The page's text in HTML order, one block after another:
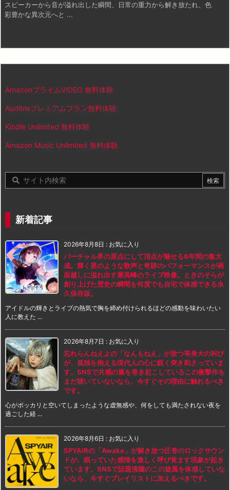
スピーカーから音が溢れ出した瞬間、日常の重力から解き放たれ、色
彩豊かな異次元へと ...
AmazonプライムVIDEO 無料体験
Audibleプレミアムプラン無料体験
Kindle Unlimited 無料体験
Amazon Music Unlimited 無料体験
新着記事
2026年8月8日 : お気に入り
バーチャル界の原点にして頂点が魅せる8年間の集大
成。輝く星のような歌声と奇跡のパフォーマンスが画
面越しに溢れ出す最高峰のライブ映像。ときのそらが
創り上げた歴史の瞬間を何度でも自宅で体感できる永
久保存版。
アイドルの輝きとライブの熱気で胸を締め付けられるほどの感動を味わいたい
人に教えた ...
2026年8月7日 : お気に入り
忘れらんねえよの「なんもねえ」が放つ等身大の叫び
が、孤独を抱える現代人の心に鋭く突き刺さっていま
す。SNSで共感の嵐を巻き起こしているこの衝撃作を
まだ聴いていないなら、今すぐその理由に触れるべき
です。
心がポッカリと空いてしまったような虚無感や、何をしても満たされない夜を
過ごした経 ...
2026年8月6日 : お気に入り
SPYAIRの「Awake」が解き放つ圧巻のロックサウン
ドが、眠っていた感情を激しく呼び覚ます現象が起き
ています。SNSで話題沸騰のこの旋風を体感していな
いなら、今すぐプレイリストに加えるべきです。